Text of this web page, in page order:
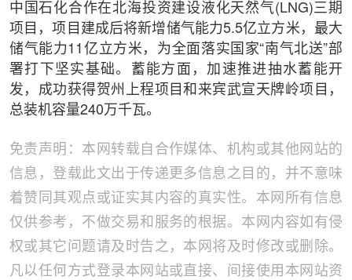
中国石化合作在北海投资建设液化天然气(LNG)三期
项目，项目建成后将新增储气能力5.5亿立方米，最大
储气能力11亿立方米，为全面落实国家“南气北送”部
署打下坚实基础。蓄能方面，加速推进抽水蓄能开
发，成功获得贺州上程项目和来宾武宣天牌岭项目，
总装机容量240万千瓦。
免责声明：本网转载自合作媒体、机构或其他网站的
信息，登载此文出于传递更多信息之目的，并不意味
着赞同其观点或证实其内容的真实性。本网所有信息
仅供参考，不做交易和服务的根据。本网内容如有侵
权或其它问题请及时告之，本网将及时修改或删除。
凡以任何方式登录本网站或直接、间接使用本网站资